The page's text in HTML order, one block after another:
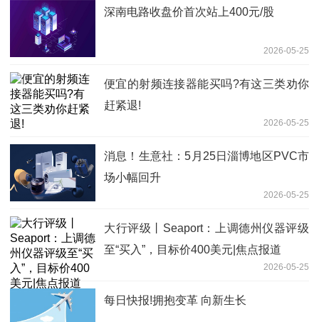
深南电路收盘价首次站上400元/股
2026-05-25
便宜的射频连接器能买吗?有这三类劝你
赶紧退!
2026-05-25
消息！生意社：5月25日淄博地区PVC市
场小幅回升
2026-05-25
大行评级丨Seaport：上调德州仪器评级
至“买入”，目标价400美元|焦点报道
2026-05-25
每日快报!拥抱变革 向新生长